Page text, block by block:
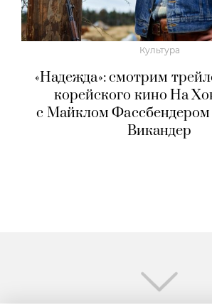
Культура
«Надежда»: смотрим
корейского кино На
с Майклом
Викандер